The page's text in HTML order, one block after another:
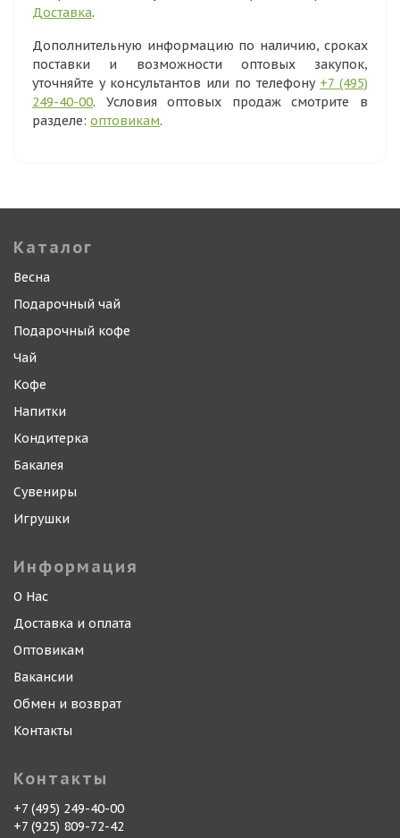
Доставка.
Дополнительную информацию по наличию, сроках
поставки и возможности оптовых закупок,
уточняйте у консультантов или по телефону +7 (495)
249-40-00. Условия оптовых продаж смотрите в
разделе: оптовикам.
Каталог
Весна
Подарочный чай
Подарочный кофе
Чай
Кофе
Напитки
Кондитерка
Бакалея
Сувениры
Игрушки
Информация
О Нас
Доставка и оплата
Оптовикам
Вакансии
Обмен и возврат
Контакты
Контакты
+7 (495) 249-40-00
+7 (925) 809-72-42